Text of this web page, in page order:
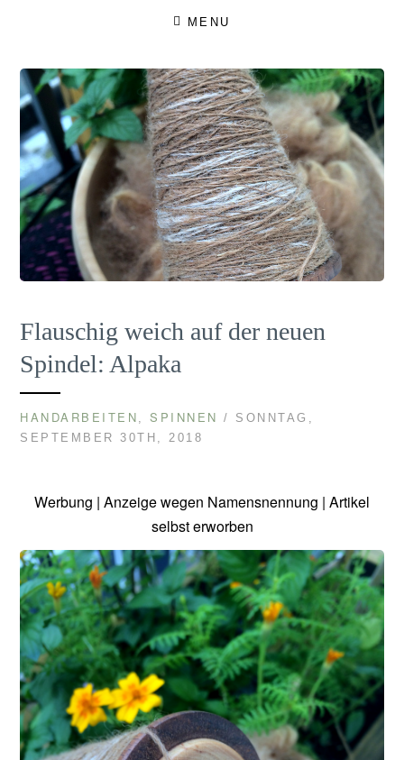
MENU
Flauschig weich auf der neuen
Spindel: Alpaka
HANDARBEITEN ,SPINNEN / SONNTAG,
SEPTEMBER 30TH, 2018
Werbung | Anzeige wegen Namensnennung | Artikel
selbst erworben